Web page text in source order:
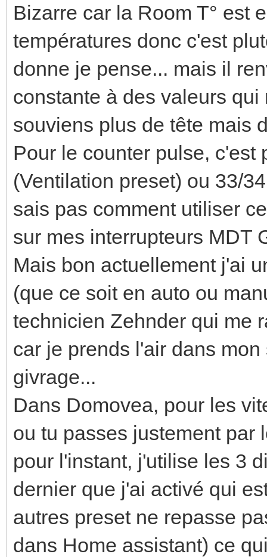
Bizarre car la Room T° est
températures donc c'est
donne je pense... mais il
constante à des valeurs
souviens plus de tête mais
Pour le counter pulse, c'est
(Ventilation preset) ou 33/
sais pas comment utiliser
sur mes interrupteurs MDT
Mais bon actuellement j'ai
(que ce soit en auto ou
technicien Zehnder qui me
car je prends l'air dans
givrage...
Dans Domovea, pour les
ou tu passes justement par
pour l'instant, j'utilise les 3
dernier que j'ai activé qui
autres preset ne repasse
dans Home assistant) ce